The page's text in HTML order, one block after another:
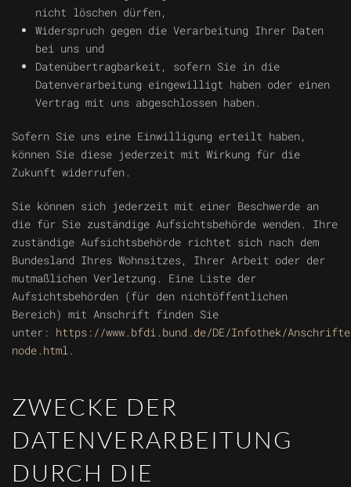
nicht löschen dürfen,
Widerspruch gegen die Verarbeitung Ihrer Daten
bei uns und
Datenübertragbarkeit, sofern Sie in die
Datenverarbeitung eingewilligt haben oder einen
Vertrag mit uns abgeschlossen haben.
Sofern Sie uns eine Einwilligung erteilt haben,
können Sie diese jederzeit mit Wirkung für die
Zukunft widerrufen.
Sie können sich jederzeit mit einer Beschwerde an
die für Sie zuständige Aufsichtsbehörde wenden. Ihre
zuständige Aufsichtsbehörde richtet sich nach dem
Bundesland Ihres Wohnsitzes, Ihrer Arbeit oder der
mutmaßlichen Verletzung. Eine Liste der
Aufsichtsbehörden (für den nichtöffentlichen
Bereich) mit Anschrift finden Sie
unter: https://www.bfdi.bund.de/DE/Infothek/
node.html.
ZWECKE DER
DATENVERARBEITUNG
DURCH DIE